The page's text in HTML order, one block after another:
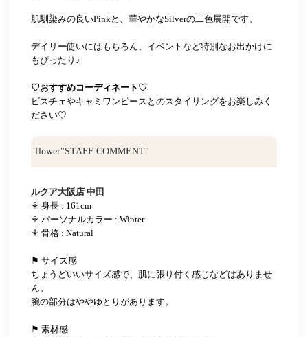
肌馴染みの良いPinkと、華やかなSilverの二色展開です。
デイリー使いにはもちろん、イベントなど特別なお出かけに
もぴったり♪
♡おすすめコーディネート♡
ビスチェやキャミワンピースとのスタイリングをお楽しみく
ださい♡
flower"STAFF COMMENT"
ルクア大阪店 中田
⚘ 身長 : 161cm
⚘ パーソナルカラー : Winter
⚘ 骨格 : Natural
⚑ サイズ感
ちょうどいいサイズ感で、肌に張り付く感じなどはありませ
ん。
腕の部分はややゆとりがあります。
⚑ 素材感